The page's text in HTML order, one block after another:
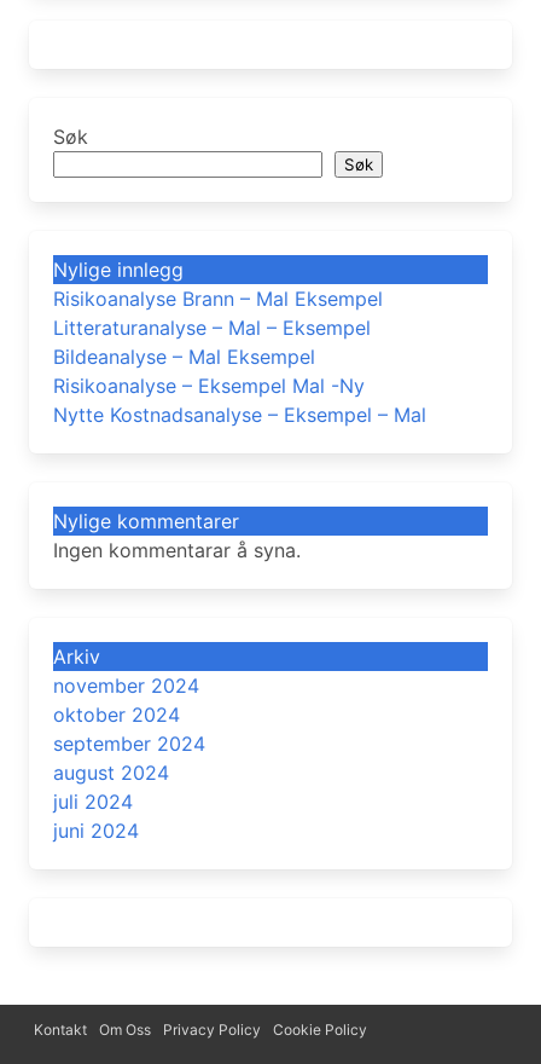
Søk
Søk
Nylige innlegg
Risikoanalyse Brann – Mal Eksempel
Litteraturanalyse – Mal – Eksempel
Bildeanalyse – Mal Eksempel
Risikoanalyse – Eksempel Mal -Ny
Nytte Kostnadsanalyse – Eksempel – Mal
Nylige kommentarer
Ingen kommentarar å syna.
Arkiv
november 2024
oktober 2024
september 2024
august 2024
juli 2024
juni 2024
Kontakt Om Oss Privacy Policy Cookie Policy